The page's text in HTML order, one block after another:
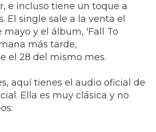
e incluso tiene un toque a
El single sale a la venta el
mayo y el álbum, 'Fall To
más tarde,
el 28 del mismo mes.
aquí tienes el audio oficial de
Ella es muy clásica y no